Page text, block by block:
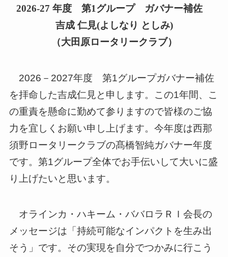
2026-27 年度 第1グループ ガバナー補佐
吉成 仁見(よしなり としみ)
（大田原ロータリークラブ）
2026－2027年度 第1グループガバナー補佐
を拝命した吉成仁見と申します。この1年間、こ
の重責を懸命に勤めて参りますので皆様のご協
力を宜しくお願い申し上げます。今年度は西那
須野ロータリークラブの髙橋智純ガバナー年度
です。第1グループ全体でお手伝いして大いに盛
り上げたいと思います。
オラインカ・ハキーム・ババロラＲＩ会長の
メッセージは「持続可能なインパクトを生み出
そう」です。その実現を自分でつかみに行こう